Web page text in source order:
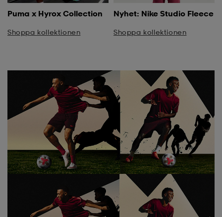
Puma x Hyrox Collection
Shoppa kollektionen
Nyhet: Nike Studio Fleece
Shoppa kollektionen